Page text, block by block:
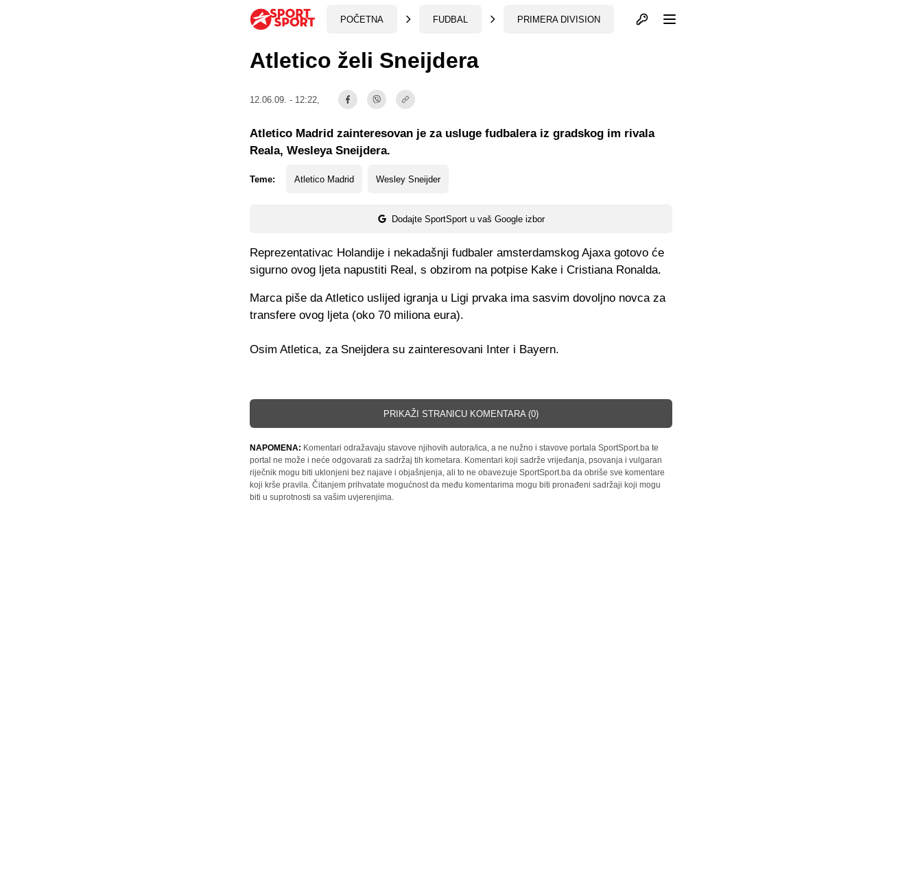
POČETNA FUDBAL PRIMERA DIVISION Otvori profil
Atletico želi Sneijdera
12.06.09. - 12:22,
Teme: Atletico Madrid Wesley Sneijder
Dodajte SportSport u vaš Google izbor
Atletico Madrid zainteresovan je za usluge fudbalera iz gradskog im rivala
Reala, Wesleya Sneijdera.
Reprezentativac Holandije i nekadašnji fudbaler amsterdamskog Ajaxa gotovo će
sigurno ovog ljeta napustiti Real, s obzirom na potpise Kake i Cristiana Ronalda.
Marca piše da Atletico uslijed igranja u Ligi prvaka ima sasvim dovoljno novca za
transfere ovog ljeta (oko 70 miliona eura).
Osim Atletica, za Sneijdera su zainteresovani Inter i Bayern.
PRIKAŽI STRANICU KOMENTARA (0)
NAPOMENA: Komentari odražavaju stavove njihovih autora/ica, a ne nužno i stavove portala SportSport.ba te
portal ne može i neće odgovarati za sadržaj tih kometara. Komentari koji sadrže vrijeđanja, psovanja i vulgaran
riječnik mogu biti uklonjeni bez najave i objašnjenja, ali to ne obavezuje SportSport.ba da obriše sve komentare
koji krše pravila. Čitanjem prihvatate mogućnost da među komentarima mogu biti pronađeni sadržaji koji mogu
biti u suprotnosti sa vašim uvjerenjima.